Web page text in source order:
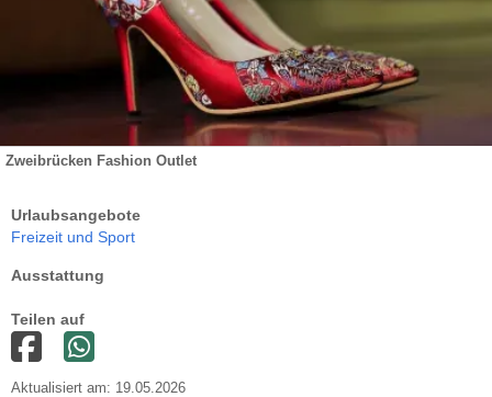
Zweibrücken Fashion Outlet
Urlaubsangebote
Freizeit und Sport
Ausstattung
Teilen auf
Aktualisiert am: 19.05.2026